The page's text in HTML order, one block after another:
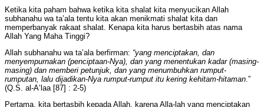
Ketika kita paham bahwa ketika kita shalat kita menyucikan Allah
subhanahu wa ta’ala tentu kita akan menikmati shalat kita dan
memperbanyak rakaat shalat. Kenapa kita harus bertasbih atas nama
Allah Yang Maha Tinggi?
Allah subhanahu wa ta’ala berfirman: “yang menciptakan, dan
menyempurnakan (penciptaan-Nya), dan yang menentukan kadar (masing-
masing) dan memberi petunjuk, dan yang menumbuhkan rumput-
rumputan, lalu dijadikan-Nya rumput-rumput itu kering kehitam-hitaman.”
(Q.S. al-A‘laa [87] : 2-5)
Pertama, kita bertasbih kepada Allah, karena Alla-lah yang menciptakan